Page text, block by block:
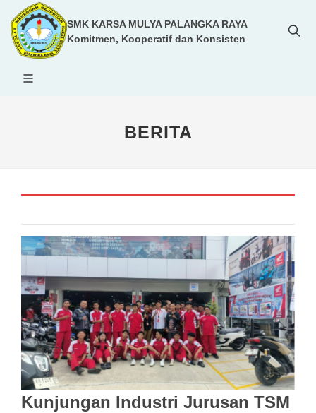
SMK KARSA MULYA PALANGKA RAYA
Komitmen, Kooperatif dan Konsisten
BERITA
Kunjungan Industri Jurusan TSM